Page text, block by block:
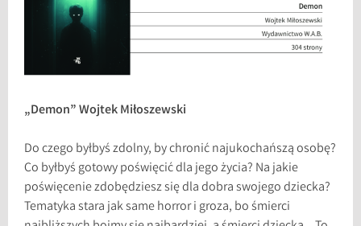
„Demon” Wojtek Miłoszewski
Do czego byłbyś zdolny, by chronić najukochańszą osobę?
Co byłbyś gotowy poświęcić dla jego życia? Na jakie
poświęcenie zdobędziesz się dla dobra swojego dziecka?
Tematyka stara jak same horror i groza, bo śmierci